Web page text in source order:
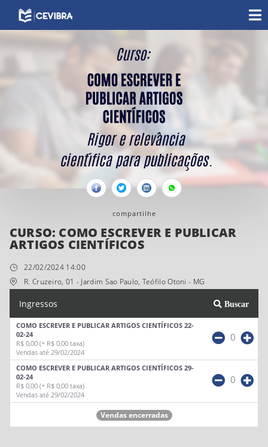
FacebookTwitterLinkedinWhatsapp
compartilhe
CURSO: COMO ESCREVER E PUBLICAR
ARTIGOS CIENTÍFICOS
22/02/2024 14:00
R. Cruzeiro, 01 - Jardim Sao Paulo, Teófilo Otoni - MG
Ingressos Buscar
COMO ESCREVER E PUBLICAR ARTIGOS CIENTÍFICOS 22-
02-24
R$ 0,00 (+ R$ 0,00 taxa)
Vendas até 29/02/2024
0
COMO ESCREVER E PUBLICAR ARTIGOS CIENTÍFICOS 29-
02-24
R$ 0,00 (+ R$ 0,00 taxa)
Vendas até 29/02/2024
0
Vendas encerradas